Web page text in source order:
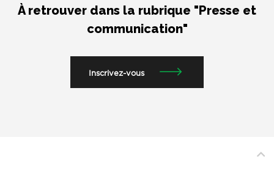
À retrouver dans la rubrique "Presse et
communication"
Inscrivez-vous